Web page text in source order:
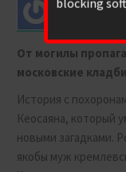
От могилы
московские
История с
Кеосаяна, который
новыми загадками.
якобы муж
blocking